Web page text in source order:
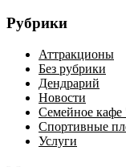
Рубрики
Аттракционы
Без рубрики
Дендрарий
Новости
Семейное кафе
Спортивные
Услуги